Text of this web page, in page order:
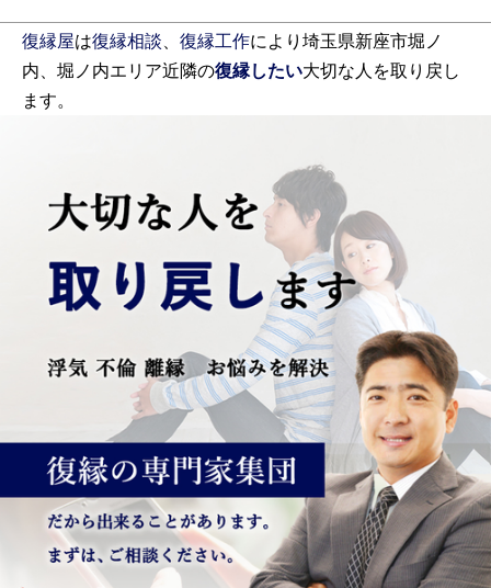
復縁屋は復縁相談 復縁工作により埼玉県新座市堀ノ
内、堀ノ内エリア近隣の復縁したい大切な人を取り戻し
ます。